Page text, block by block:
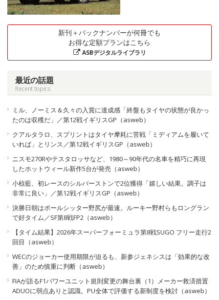
新刊＋バックナンバーが何冊でも
お得な定額プランはこちら
ASBデジタルライブラリ
最近の話題
Recent topics
ミル、ノーミス＆久々の入賞に達成感「終盤もタイヤの状態が良かっ
たのは収穫だ」／第12戦イギリスGP（asweb）
クアルタラロ、スプリントはタイヤ摩耗に苦戦「ミディアムを履いて
いれば」とリンス／第12戦イギリスGP（asweb）
ニスモ270Rやテスタロッサなど、1980～90年代の名車を精巧に再現
したホットウィール新作5台が発売（asweb）
小椋藍、初レースのシルバーストンで2位獲得「嬉しい結果。調子は
非常に良い」／第12戦イギリスGP（asweb）
決勝日朝はポールシッター野尻が最速。ルーキー野村らもロングラン
で好タイム／SF第8戦FP2（asweb）
【タイム結果】2026年スーパーフォーミュラ第8戦SUGO フリー走行2
回目（asweb）
WECのジョーカー使用期限が迫るも、新参ジェネシスは「効果的な改
善」のため慎重に判断（asweb）
FIAが語るF1パワーユニット規則変更の舞台裏（1）メーカー救済措置
ADUOに弱点ありと認識。PU全体で評価する新制度を検討（asweb）